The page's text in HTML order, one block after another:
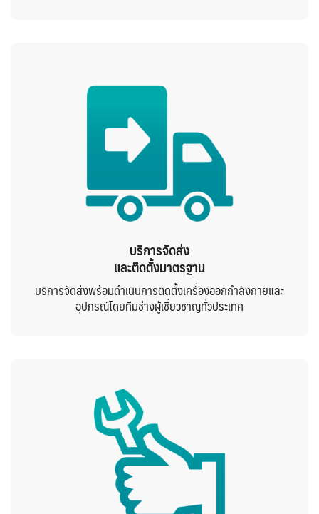
บริการจัดส่ง
และติดตั้งมาตรฐาน
บริการจัดส่งพร้อมดำเนินการติดตั้งเครื่องออกกำลังกายและ
อุปกรณ์โดยทีมช่างผู้เชี่ยวชาญทั่วประเทศ